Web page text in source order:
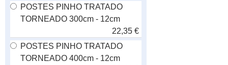
POSTES PINHO TRATADO
TORNEADO 300cm - 12cm
22,35 €
POSTES PINHO TRATADO
TORNEADO 400cm - 12cm